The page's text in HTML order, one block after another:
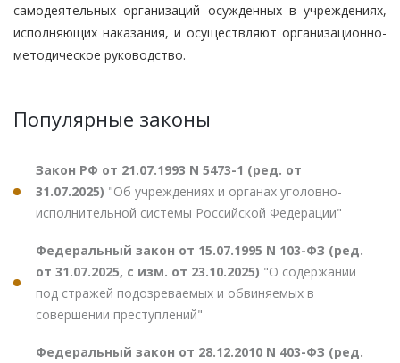
самодеятельных организаций осужденных в учреждениях,
исполняющих наказания, и осуществляют организационно-
методическое руководство.
Популярные законы
Закон РФ от 21.07.1993 N 5473-1 (ред. от
31.07.2025) "Об учреждениях и органах уголовно-
исполнительной системы Российской Федерации"
Федеральный закон от 15.07.1995 N 103-ФЗ (ред.
от 31.07.2025, с изм. от 23.10.2025) "О содержании
под стражей подозреваемых и обвиняемых в
совершении преступлений"
Федеральный закон от 28.12.2010 N 403-ФЗ (ред.